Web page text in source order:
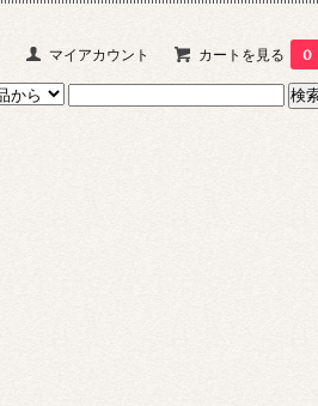
マイアカウント カートを見る 0